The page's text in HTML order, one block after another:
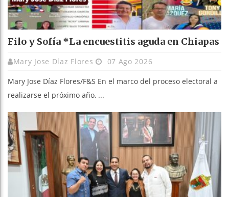
Filo y Sofía *La encuestitis aguda en Chiapas
Mary Jose Díaz Flores 07 Ago 2026
Mary Jose Díaz Flores/F&S En el marco del proceso electoral a
realizarse el próximo año, ...